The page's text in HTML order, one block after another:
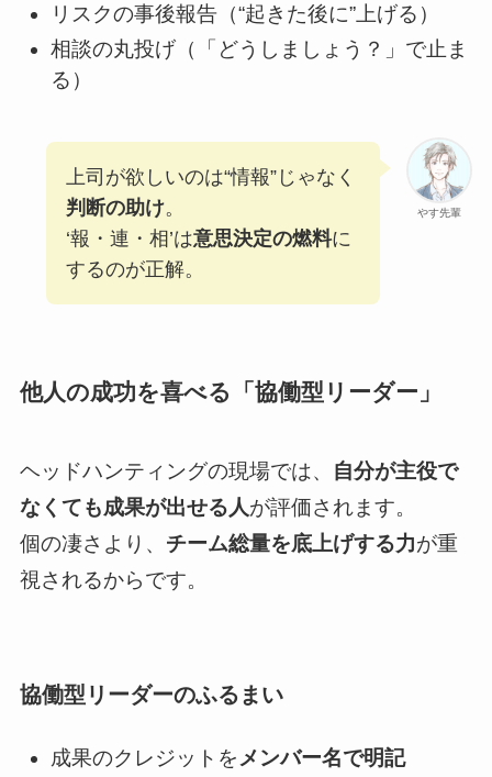
リスクの事後報告（“起きた後に”上げる）
相談の丸投げ（「どうしましょう？」で止ま
る）
やす先輩
上司が欲しいのは“情報”じゃなく
判断の助け。
‘報・連・相’は意思決定の燃料に
するのが正解。
他人の成功を喜べる「協働型リーダー」
ヘッドハンティングの現場では、 自分が主役で
なくても成果が出せる人が評価されます。
個の凄さより、 チーム総量を底上げする力が重
視されるからです。
協働型リーダーのふるまい
成果のクレジットを メンバー名で明記